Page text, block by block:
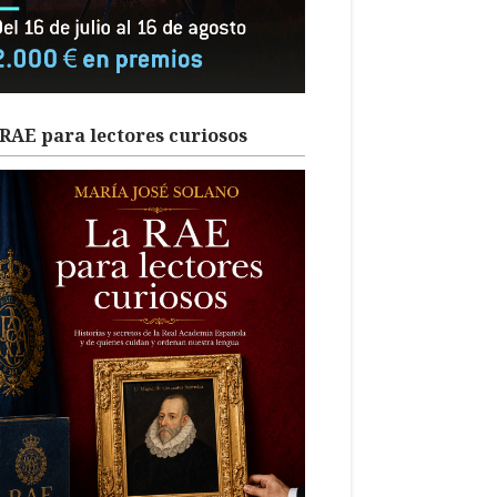
para lectores curiosos